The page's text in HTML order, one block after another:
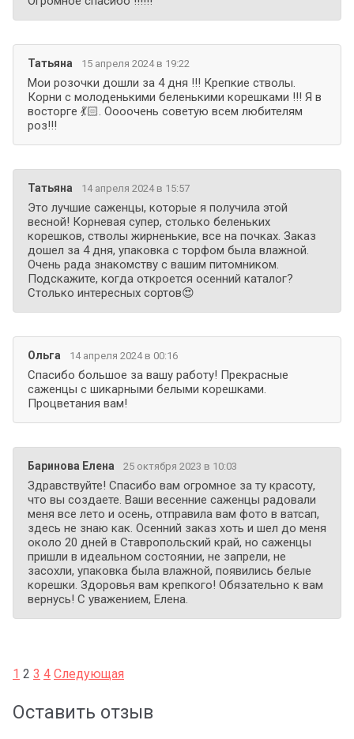
Татьяна 15 апреля 2024 в 19:22
Мои розочки дошли за 4 дня !!! Крепкие стволы.
Корни с молоденькими беленькими корешками !!! Я в
восторге 💃🏻. Оооочень советую всем любителям
роз!!!
Татьяна 14 апреля 2024 в 15:57
Это лучшие саженцы, которые я получила этой
весной! Корневая супер, столько беленьких
корешков, стволы жирненькие, все на почках. Заказ
дошел за 4 дня, упаковка с торфом была влажной.
Очень рада знакомству с вашим питомником.
Подскажите, когда откроется осенний каталог?
Столько интересных сортов😍
Ольга 14 апреля 2024 в 00:16
Спасибо большое за вашу работу! Прекрасные
саженцы с шикарными белыми корешками.
Процветания вам!
Баринова Елена 25 октября 2023 в 10:03
Здравствуйте! Спасибо вам огромное за ту красоту,
что вы создаете. Ваши весенние саженцы радовали
меня все лето и осень, отправила вам фото в ватсап,
здесь не знаю как. Осенний заказ хоть и шел до меня
около 20 дней в Ставропольский край, но саженцы
пришли в идеальном состоянии, не запрели, не
засохли, упаковка была влажной, появились белые
корешки. Здоровья вам крепкого! Обязательно к вам
вернусь! С уважением, Елена.
1 2 3 4 Следующая
Оставить отзыв